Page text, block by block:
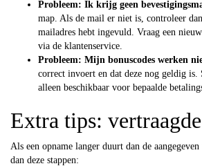
Probleem: Ik krijg geen
map. Als de mail er niet is, controleer
mailadres hebt ingevuld. Vraag een
via de klantenservice.
Probleem: Mijn bonuscodes werken
correct invoert en dat deze nog geldig is.
alleen beschikbaar voor bepaalde
Extra tips:
Als een opname langer duurt dan de
dan deze stappen: